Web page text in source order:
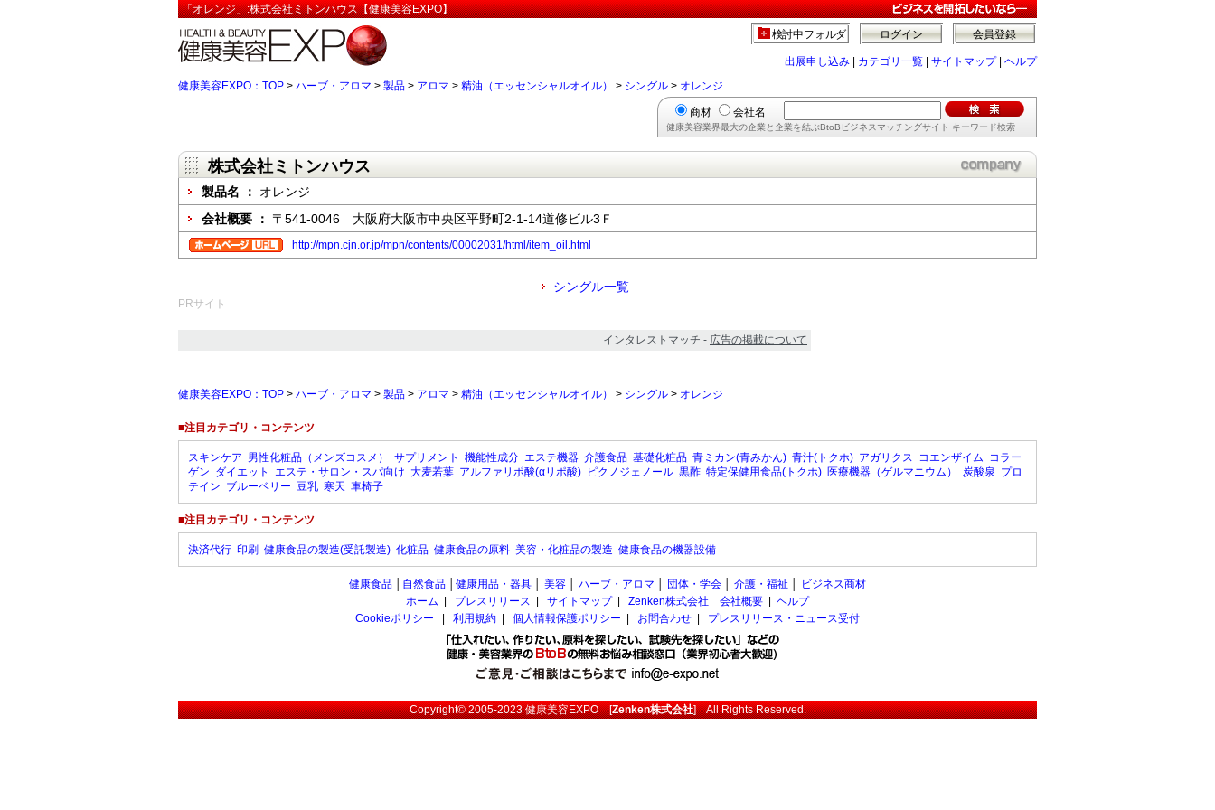
「オレンジ」:株式会社ミトンハウス【健康美容EXPO】
会員登録
ログイン
検討中フォルダ
出展申し込み カテゴリ一覧 サイトマップ| ヘルプ
健康美容EXPO：TOP > ハーブ・アロマ > 製品 > アロマ > 精油（エッセンシャルオイル） > シングル > オレンジ
商材 会社名
健康美容業界最大の企業と企業を結ぶBtoBビジネスマッチングサイト キーワード検索
株式会社ミトンハウス
製品名 ： オレンジ
会社概要 ： 〒541-0046 大阪府大阪市中央区平野町2-1-14道修ビル3Ｆ
http://mpn.cjn.or.jp/mpn/contents/00002031/html/item_oil.html
シングル一覧
PRサイト
インタレストマッチ - 広告の掲載について
健康美容EXPO：TOP > ハーブ・アロマ > 製品 > アロマ > 精油（エッセンシャルオイル） > シングル > オレンジ
■注目カテゴリ・コンテンツ
スキンケア 男性化粧品（メンズコスメ） サプリメント 機能性成分 エステ機器 介護食品 基礎化粧品 青ミカン(青みかん) 青汁(トクホ) アガリクス コエンザイム コラー
ゲン ダイエット エステ・サロン・スパ向け 大麦若葉 アルファリポ酸(αリポ酸) ピクノジェノール 黒酢 特定保健用食品(トクホ) 医療機器（ゲルマニウム） 炭酸泉 プロ
テイン ブルーベリー 豆乳 寒天 車椅子
■注目カテゴリ・コンテンツ
決済代行 印刷 健康食品の製造(受託製造) 化粧品 健康食品の原料 美容・化粧品の製造 健康食品の機器設備
健康食品 自然食品 健康用品・器具 美容 ハーブ・アロマ 団体・学会 介護・福祉
ビジネス商材
ホーム
プレスリリース サイトマップ| Zenken株式会社 会社概要
ヘルプ
Cookieポリシー
利用規約 個人情報保護ポリシー お問合わせ プレスリリース・ニュース受付
Copyright© 2005-2023健康美容EXPO[Zenken株式会社] All Rights Reserved.